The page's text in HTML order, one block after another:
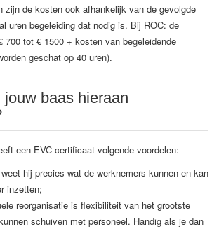
zijn de kosten ook afhankelijk van de gevolgde
uren begeleiding dat nodig is. Bij ROC: de
700 tot € 1500 + kosten van begeleidende
geschat op 40 uren).
baas hieraan
een EVC-certificaat volgende voordelen:
hij precies wat de werknemers kunnen en kan
inzetten;
reorganisatie is flexibiliteit van het grootste
schuiven met personeel. Handig als je dan